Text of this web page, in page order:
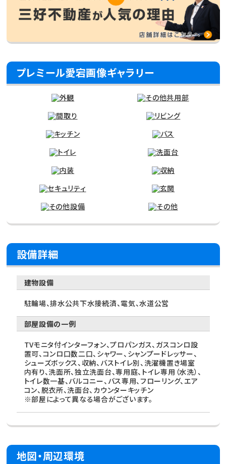
プレミール愛宕画像ギャラリー
設備詳細
建物設備
駐輪場、排水公共下水接続済、電気、水道公営
部屋設備の一例
TVモニタ付インターフォン、プロパンガス、ガスコンロ設
置可、コンロ口数二口、シャワー、シャンプードレッサー、
シューズボックス、収納、バストイレ別、洗濯機置き場室
内有り、洗面所、独立洗面台、専用庭、トイレ専用（水洗）、
トイレ数一基、バルコニー、バス専用、フローリング、エア
コン、脱衣所、洗面台、カウンターキッチン
※部屋によって異なる場合がございます。
地図・周辺環境